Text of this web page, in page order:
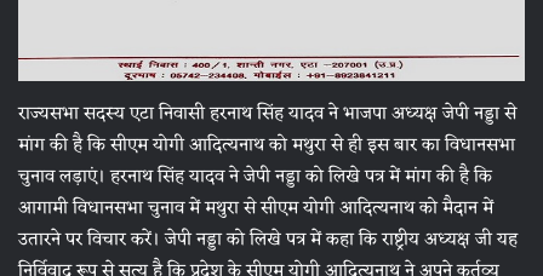
राज्यसभा सदस्य एटा निवासी हरनाथ सिंह यादव ने भाजपा अध्यक्ष जेपी नड्डा से
मांग की है कि सीएम योगी आदित्यनाथ को मथुरा से ही इस बार का विधानसभा
चुनाव लड़ाएं। हरनाथ सिंह यादव ने जेपी नड्डा को लिखे पत्र में मांग की है कि
आगामी विधानसभा चुनाव में मथुरा से सीएम योगी आदित्यनाथ को मैदान में
उतारने पर विचार करें। जेपी नड्डा को लिखे पत्र में कहा कि राष्ट्रीय अध्यक्ष जी यह